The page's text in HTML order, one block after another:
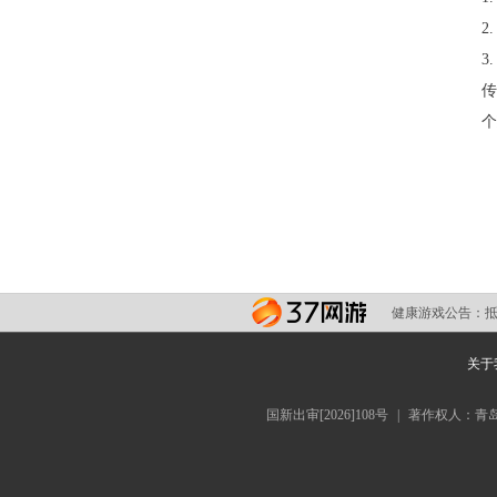
2.
3.
健康游戏公告：
关于
国新出审[2026]108号
著作权人：青